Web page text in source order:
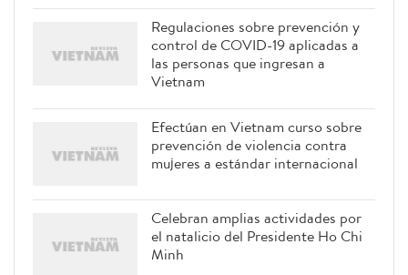
Regulaciones sobre prevención y
control de COVID-19 aplicadas a
Efectúan en Vietnam curso sobre
mujeres a estándar internacional
Celebran amplias actividades por